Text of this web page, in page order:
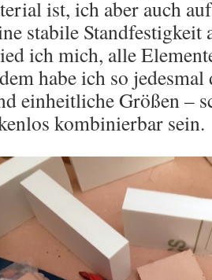
ist, ich aber auch
stabile Standfestigkeit
ich mich, alle
habe ich so
einheitliche Größen –
kombinierbar sein.